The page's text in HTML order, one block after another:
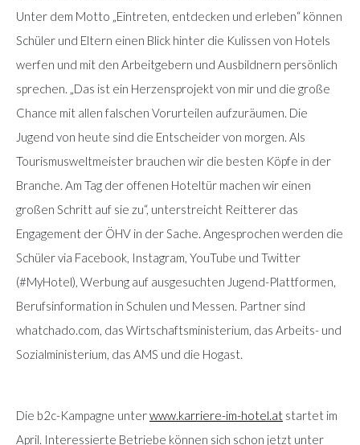
Unter dem Motto „Eintreten, entdecken und erleben“ können
Schüler und Eltern einen Blick hinter die Kulissen von Hotels
werfen und mit den Arbeitgebern und Ausbildnern persönlich
sprechen. „Das ist ein Herzensprojekt von mir und die große
Chance mit allen falschen Vorurteilen aufzuräumen. Die
Jugend von heute sind die Entscheider von morgen. Als
Tourismusweltmeister brauchen wir die besten Köpfe in der
Branche. Am Tag der offenen Hoteltür machen wir einen
großen Schritt auf sie zu“, unterstreicht Reitterer das
Engagement der ÖHV in der Sache. Angesprochen werden die
Schüler via Facebook, Instagram, YouTube und Twitter
(#MyHotel), Werbung auf ausgesuchten Jugend-Plattformen,
Berufsinformation in Schulen und Messen. Partner sind
whatchado.com, das Wirtschaftsministerium, das Arbeits- und
Sozialministerium, das AMS und die Hogast.
Die b2c-Kampagne unterwww.karriere-im-hotel.at startet im
April. Interessierte Betriebe können sich schon jetzt unter